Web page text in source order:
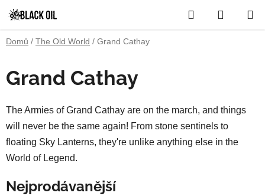
na
obsah
Hledat
KOŠÍK
Domů / The Old World / Grand Cathay
Grand Cathay
The Armies of Grand Cathay are on the march, and things
will never be the same again! From stone sentinels to
floating Sky Lanterns, they're unlike anything else in the
World of Legend.
Nejprodávanější